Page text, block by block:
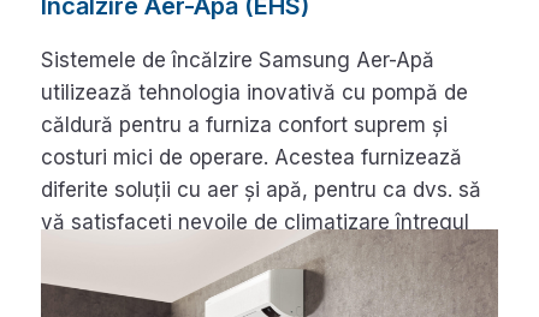
Încălzire Aer-Apă (EHS)
Sistemele de încălzire Samsung Aer-Apă
utilizează tehnologia inovativă cu pompă de
căldură pentru a furniza confort suprem și
costuri mici de operare. Acestea furnizează
diferite soluții cu aer și apă, pentru ca dvs. să
vă satisfaceți nevoile de climatizare întregul